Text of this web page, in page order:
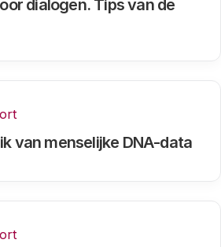
dialogen. Tips van de
van menselijke DNA-data